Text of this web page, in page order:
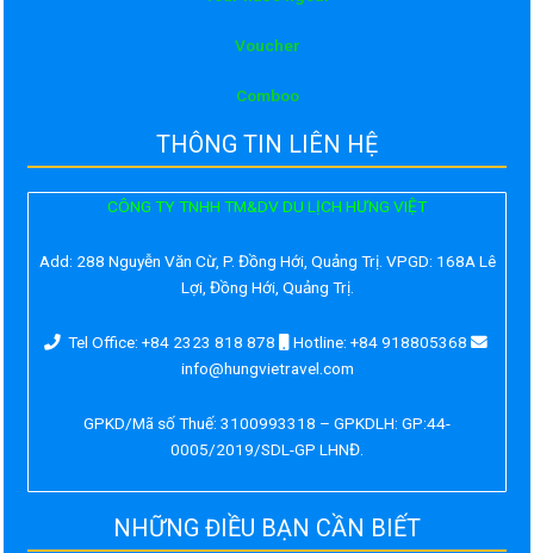
Voucher
Comboo
THÔNG TIN LIÊN HỆ
CÔNG TY TNHH TM&DV DU LỊCH HƯNG VIỆT
Add: 288 Nguyễn Văn Cừ, P. Đồng Hới, Quảng Trị. VPGD: 168A Lê
Lợi, Đồng Hới, Quảng Trị.
Tel Office: +84 2323 818 878
Hotline: +84 918805368
info@hungvietravel.com
GPKD/Mã số Thuế: 3100993318 – GPKDLH: GP:44-
0005/2019/SDL-GP LHNĐ.
NHỮNG ĐIỀU BẠN CẦN BIẾT